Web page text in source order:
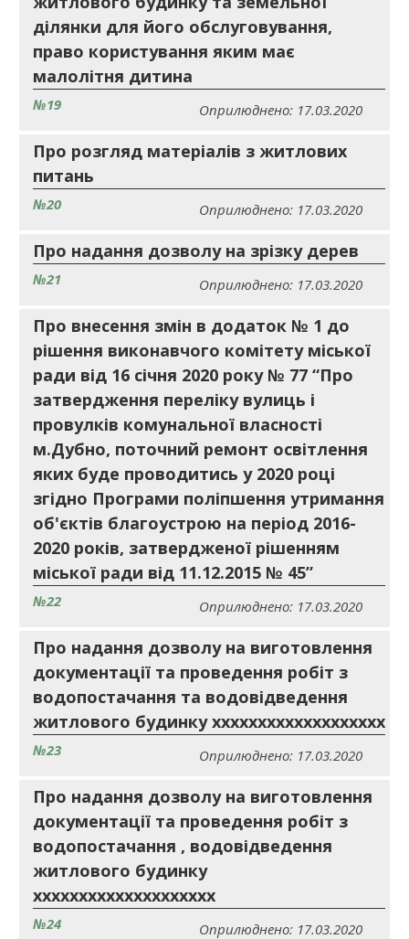
ділянки для його обслуговування,
право користування яким має
малолітня дитина
№19 Оприлюднено: 17.03.2020
Про розгляд матеріалів з житлових
питань
№20 Оприлюднено: 17.03.2020
Про надання дозволу на зрізку дерев
№21 Оприлюднено: 17.03.2020
Про внесення змін в додаток № 1 до
рішення виконавчого комітету міської
ради від 16 січня 2020 року № 77 “Про
затвердження переліку вулиць і
провулків комунальної власності
м.Дубно, поточний ремонт освітлення
яких буде проводитись у 2020 році
згідно Програми поліпшення утримання
об'єктів благоустрою на період 2016-
2020 років, затвердженої рішенням
міської ради від 11.12.2015 № 45”
№22 Оприлюднено: 17.03.2020
Про надання дозволу на виготовлення
документації та проведення робіт з
водопостачання та водовідведення
житлового будинку ххххххххххххххххххх
№23 Оприлюднено: 17.03.2020
Про надання дозволу на виготовлення
документації та проведення робіт з
водопостачання , водовідведення
житлового будинку
хххххххххххххххххххх
№24 Оприлюднено: 17.03.2020